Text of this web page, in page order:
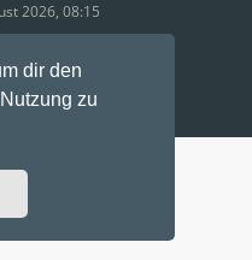
dir den
zu
2026, 08:15
Gramziu